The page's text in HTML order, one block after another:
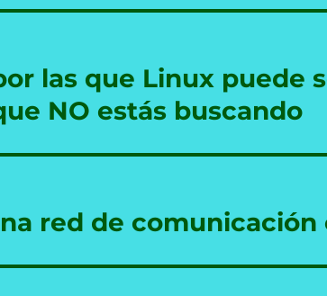
las que Linux puede
NO estás buscando
red de